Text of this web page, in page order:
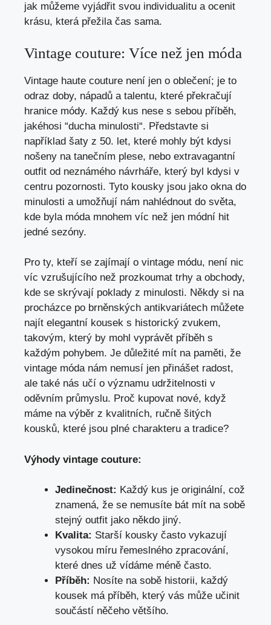
jak můžeme vyjádřit⁢ svou individualitu a ocenit
krásu, která přežila ​čas sama.
Vintage couture: Více než jen móda
Vintage ‌haute couture není jen o oblečení; je to
odraz doby, nápadů a talentu, které překračují
hranice módy. Každý kus nese s sebou příběh,
jakéhosi ‌“ducha minulosti“. Představte si
například ⁢šaty z 50. let, které mohly​ být kdysi
nošeny na tanečním plese, nebo extravagantní
outfit od neznámého návrháře, který byl kdysi ⁣v
centru pozornosti. Tyto kousky jsou jako okna ⁣do
minulosti a umožňují nám nahlédnout do světa, ​
kde byla móda mnohem ⁢víc než jen‌ módní hit
jedné ⁤sezóny.
Pro ty, kteří se zajímají o vintage módu, není ⁣nic
víc vzrušujícího než prozkoumat trhy a obchody,⁢
kde se ⁣skrývají poklady z minulosti. Někdy ‌si na
procházce po brněnských antikvariátech můžete
najít elegantní kousek s historický zvukem,
takovým, který by mohl vyprávět příběh⁢ s
‍každým ⁢pohybem.⁤ Je ​důležité mít na paměti, že
vintage móda nám ⁢nemusí jen přinášet radost,
ale také nás učí o významu udržitelnosti v
oděvním průmyslu. Proč⁤ kupovat⁢ nové, když
máme ‍na výběr z kvalitních, ručně šitých
kousků, které jsou plné charakteru a tradice?
Výhody vintage couture:
Jedinečnost: Každý kus je originální, což
znamená, že se‍ nemusíte⁤ bát mít na sobě
stejný outfit jako někdo jiný.
Kvalita: Starší kousky často vykazují
vysokou míru řemeslného zpracování,
které dnes už vídáme méně​ často.
Příběh: Nosíte na sobě historii, každý
kousek má příběh, který vás může učinit
součástí něčeho většího.